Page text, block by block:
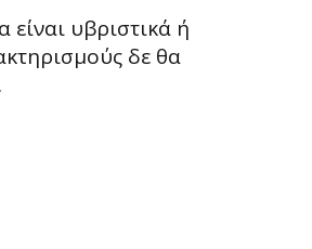
είναι υβριστικά ή
δε θα